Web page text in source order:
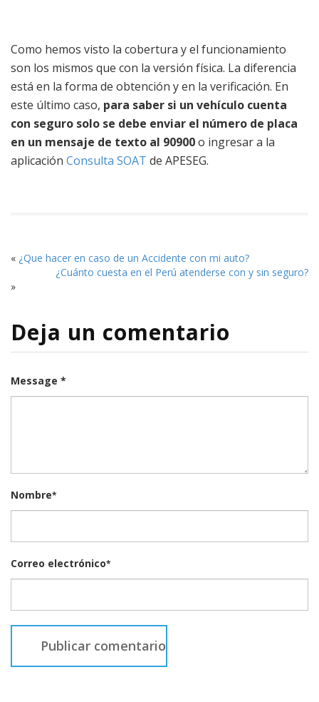
Como hemos visto la cobertura y el funcionamiento
son los mismos que con la versión física. La diferencia
está en la forma de obtención y en la verificación. En
este último caso, para saber si un vehículo cuenta
con seguro solo se debe enviar el número de placa
en un mensaje de texto al 90900o ingresar a la
aplicación Consulta SOAT de APESEG.
« ¿Que hacer en caso de un Accidente con mi auto?
¿Cuánto cuesta en el Perú atenderse con y sin seguro?
»
Deja un comentario
Message *
Nombre*
Correo electrónico*